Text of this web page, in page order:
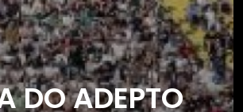
DO ADEPTO